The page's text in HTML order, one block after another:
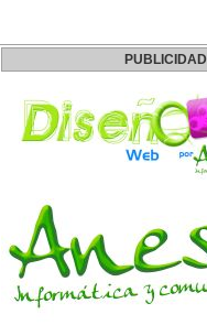
PUBLICIDAD